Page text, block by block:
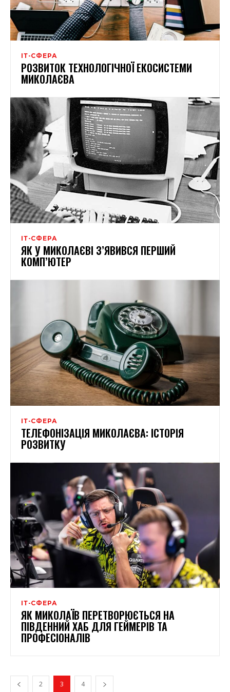
ІТ-СФЕРА
РОЗВИТОК ТЕХНОЛОГІЧНОЇ ЕКОСИСТЕМИ
МИКОЛАЄВА
ІТ-СФЕРА
ЯК У МИКОЛАЄВІ З’ЯВИВСЯ ПЕРШИЙ
КОМП’ЮТЕР
ІТ-СФЕРА
ТЕЛЕФОНІЗАЦІЯ МИКОЛАЄВА: ІСТОРІЯ
РОЗВИТКУ
ІТ-СФЕРА
ЯК МИКОЛАЇВ ПЕРЕТВОРЮЄТЬСЯ НА
ПІВДЕННИЙ ХАБ ДЛЯ ГЕЙМЕРІВ ТА
ПРОФЕСІОНАЛІВ
2 3 4